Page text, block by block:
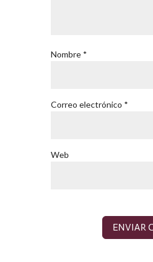
Nombre *
Correo electrónico *
Web